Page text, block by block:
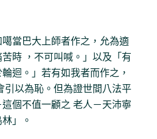
當巴大上師者作之，允為適
時 ，不可叫喊。」以及「有
迴。」若有如我者而作之，
引以為恥。但為證世間八法平
個不值一顧之 老人－天沛寧
」。